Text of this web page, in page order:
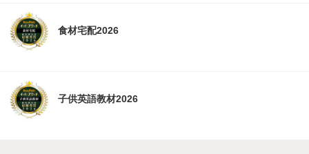
食材宅配2026
子供英語教材2026